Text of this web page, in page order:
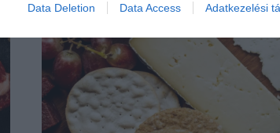
Data Deletion Data Access Adatkezelési